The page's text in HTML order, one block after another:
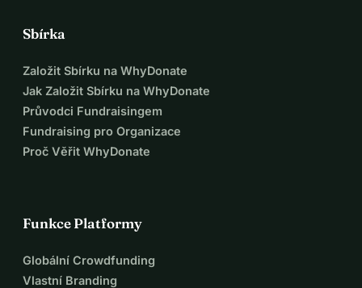
Sbírka
Založit Sbírku na WhyDonate
Jak Založit Sbírku na WhyDonate
Průvodci Fundraisingem
Fundraising pro Organizace
Proč Věřit WhyDonate
Funkce Platformy
Globální Crowdfunding
Vlastní Branding